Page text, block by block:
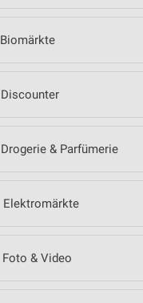
Biomärkte
Discounter
Drogerie & Parfümerie
Elektromärkte
Foto & Video